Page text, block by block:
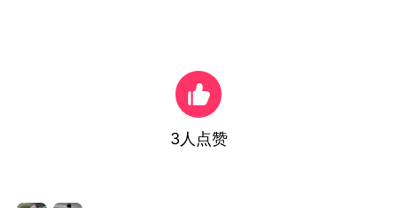
3 人点赞